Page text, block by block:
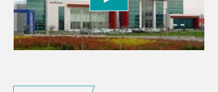
Please review the details and accept the service
to watch this video.
Accept More information